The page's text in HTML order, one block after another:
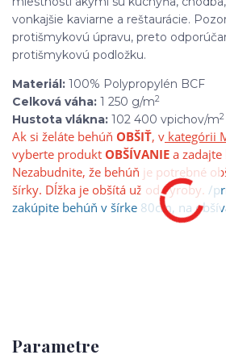
vonkajšie kaviarne a reštaurácie.
protišmykovú úpravu, preto
protišmykovú podložku.
Materiál: 100% Polypropylén BCF
Celková váha: 1 250 g/m2
Hustota vlákna: 102 400 vpichov/m2
Ak si želáte behúň OBŠIŤ, v kategórii
vyberte produkt OBŠÍVANIEa
Nezabudnite, že behúň je potrebné
šírky. Dĺžka je obšítá už od výroby. /
zakúpite behúň v šírke 80cm, na
Parametre